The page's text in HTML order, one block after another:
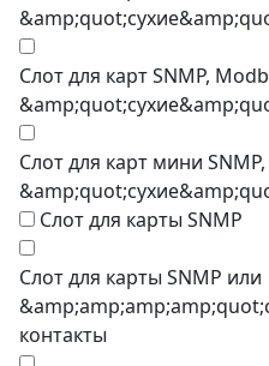
Слот для карт SNMP,
Слот для карт мини
Слот для карты SNMP
Слот для карты SNMP или
контакты